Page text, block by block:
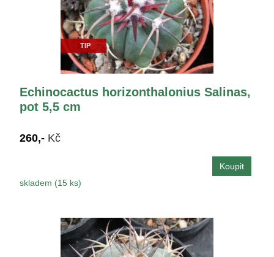
TIP
Echinocactus horizonthalonius Salinas,
pot 5,5 cm
260,- Kč
skladem (15 ks)